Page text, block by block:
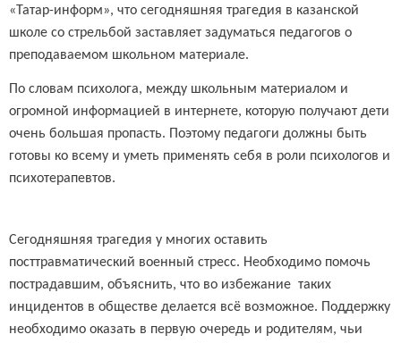
«Татар-информ», что сегодняшняя трагедия в казанской
школе со стрельбой заставляет задуматься педагогов о
преподаваемом школьном материале.
По словам психолога, между школьным материалом и
огромной информацией в интернете, которую получают дети
очень большая пропасть. Поэтому педагоги должны быть
готовы ко всему и уметь применять себя в роли психологов и
психотерапевтов.
Сегодняшняя трагедия у многих оставить
посттравматический военный стресс. Необходимо помочь
пострадавшим, объяснить, что во избежание таких
инцидентов в обществе делается всё возможное. Поддержку
необходимо оказать в первую очередь и родителям, чьи